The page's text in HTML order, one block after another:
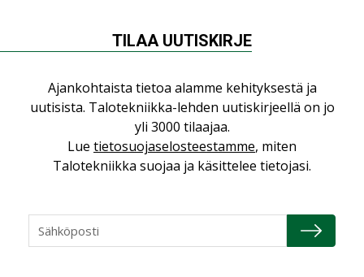
käyttöön kiinteistöissä
KOLUMNI
Sähköistäminen säästää euroja
KOLUMNI
KOLUMNI
TILAA UUTISKIRJE
Ajankohtaista tietoa alamme kehityksestä ja
uutisista. Talotekniikka-lehden uutiskirjeellä on jo
yli 3000 tilaajaa.
Lue tietosuojaselosteestamme, miten
Talotekniikka suojaa ja käsittelee tietojasi.